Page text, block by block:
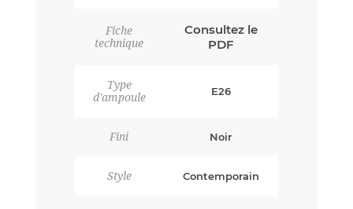
Fiche
technique
Consultez le
PDF
Type
d'ampoule
E26
Fini Noir
Style Contemporain